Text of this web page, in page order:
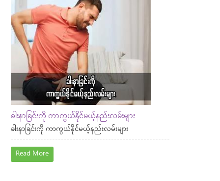
ခါးနာခြင်းကို ကာကွယ်နိုင်မယ့်နည်းလမ်းများ
ခါးနာခြင်းကို ကာကွယ်နိုင်မယ့်နည်းလမ်းများ
------------------------------------------------------
Read More